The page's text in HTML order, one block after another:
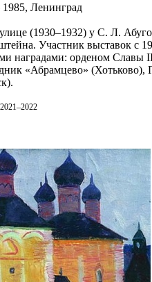
Ленинград
(1930–1932) у С. Л.
Участник выставок с
наградами: орденом Славы
«Абрамцево»